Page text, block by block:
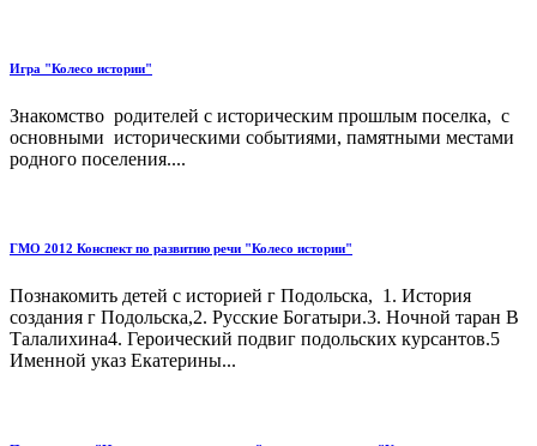
Игра "Колесо истории"
Знакомство родителей с историческим прошлым поселка, с
основными историческими событиями, памятными местами
родного поселения....
ГМО 2012 Конспект по развитию речи "Колесо истории"
Познакомить детей с историей г Подольска, 1. История
создания г Подольска,2. Русские Богатыри.3. Ночной таран В
Талалихина4. Героический подвиг подольских курсантов.5
Именной указ Екатерины...